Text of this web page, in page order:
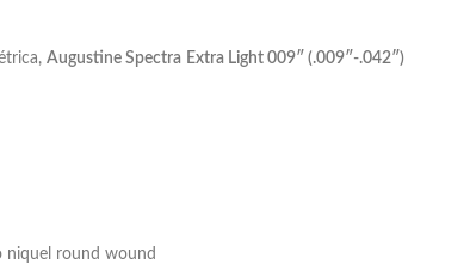
Augustine Spectra Extra Light 009″ (.009″-.042″)
niquel round wound